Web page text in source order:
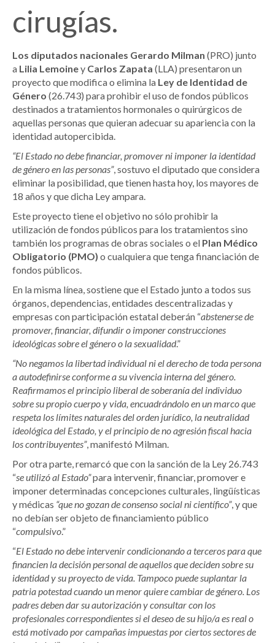
cirugías.
Los diputados nacionales Gerardo Milman (PRO) junto
a Lilia Lemoiney Carlos Zapata (LLA) presentaron un
proyecto que modifica o elimina la Ley de Identidad de
Género (26.743) para prohibir el uso de fondos públicos
destinados a tratamientos hormonales o quirúrgicos de
aquellas personas que quieran adecuar su apariencia con la
identidad autopercibida.
“El Estado no debe financiar, promover ni imponer la identidad
de género en las personas”, sostuvo el diputado que considera
eliminar la posibilidad, que tienen hasta hoy, los mayores de
18 años y que dicha Ley ampara.
Este proyecto tiene el objetivo no sólo prohibir la
utilización de fondos públicos para los tratamientos sino
también los programas de obras sociales o el Plan Médico
Obligatorio (PMO) o cualquiera que tenga financiación de
fondos públicos.
En la misma línea, sostiene que el Estado junto a todos sus
órganos, dependencias, entidades descentralizadas y
empresas con participación estatal deberán “abstenerse de
promover, financiar, difundir o imponer construcciones
ideológicas sobre el género o la sexualidad.”
“No negamos la libertad individual ni el derecho de toda persona
a autodefinirse conforme a su vivencia interna del género.
Reafirmamos el principio liberal de soberanía del individuo
sobre su propio cuerpo y vida, encuadrándolo en un marco que
respeta los límites naturales del orden jurídico, la neutralidad
ideológica del Estado, y el principio de no agresión fiscal hacia
los contribuyentes”, manifestó Milman.
Por otra parte, remarcó que con la sanción de la Ley 26.743
“se utilizó al Estado”para intervenir, financiar, promover e
imponer determinadas concepciones culturales, lingüísticas
y médicas “que no gozan de consenso social ni científico”, y que
no debían ser objeto de financiamiento público
“compulsivo.”
“El Estado no debe intervenir condicionando a terceros para que
financien la decisión personal de aquellos que deciden sobre su
identidad y su proyecto de vida. Tampoco puede suplantar la
patria potestad cuando un menor quiere cambiar de género. Los
padres deben dar su autorización y consultar con los
profesionales correspondientes si el deseo de su hijo/a es real o
está motivado por campañas impuestas por ciertos sectores de